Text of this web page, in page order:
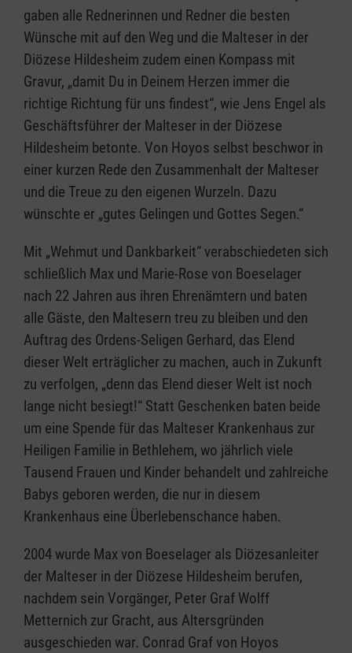
gaben alle Rednerinnen und Redner die besten
Wünsche mit auf den Weg und die Malteser in der
Diözese Hildesheim zudem einen Kompass mit
Gravur, „damit Du in Deinem Herzen immer die
richtige Richtung für uns findest“, wie Jens Engel als
Geschäftsführer der Malteser in der Diözese
Hildesheim betonte. Von Hoyos selbst beschwor in
einer kurzen Rede den Zusammenhalt der Malteser
und die Treue zu den eigenen Wurzeln. Dazu
wünschte er „gutes Gelingen und Gottes Segen.“
Mit „Wehmut und Dankbarkeit“ verabschiedeten sich
schließlich Max und Marie-Rose von Boeselager
nach 22 Jahren aus ihren Ehrenämtern und baten
alle Gäste, den Maltesern treu zu bleiben und den
Auftrag des Ordens-Seligen Gerhard, das Elend
dieser Welt erträglicher zu machen, auch in Zukunft
zu verfolgen, „denn das Elend dieser Welt ist noch
lange nicht besiegt!“ Statt Geschenken baten beide
um eine Spende für das Malteser Krankenhaus zur
Heiligen Familie in Bethlehem, wo jährlich viele
Tausend Frauen und Kinder behandelt und zahlreiche
Babys geboren werden, die nur in diesem
Krankenhaus eine Überlebenschance haben.
2004 wurde Max von Boeselager als Diözesanleiter
der Malteser in der Diözese Hildesheim berufen,
nachdem sein Vorgänger, Peter Graf Wolff
Metternich zur Gracht, aus Altersgründen
ausgeschieden war. Conrad Graf von Hoyos